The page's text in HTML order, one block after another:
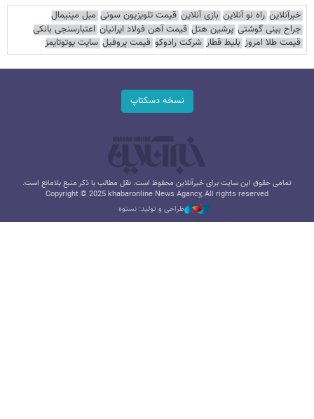
خبرآنلاین راه نو آنلاین بازی آنلاین قیمت تلویزیون سونی مبل مینیمال
جراح بینی گوشتی پرشین هتل قیمت آهن فولاد ایرانیان اعتبارسنجی بانکی
قیمت طلا امروز بلیط قطار شرکت رادوکو قیمت پروفیل سایت یوتوتایمز
نسخه دسکتاپ
تمامی حقوق این سایت برای خبرآنلاین محفوظ است. نقل مطالب با ذکر منبع بلامانع است.
Copyright © 2025 khabaronline News Agancy, All rights reserved
طراحی و تولید: نستوه